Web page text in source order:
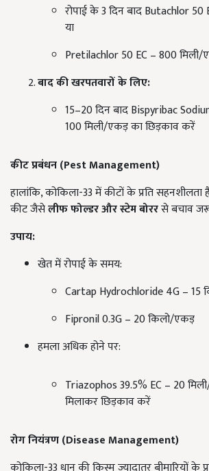
रोपाई के 3 दिन बाद Butachlor
या
Pretilachlor 50 EC – 800
बाद की खरपतवारों के लिए:
15–20 दिन बाद Bispyribac
100 मिली/एकड़ का छिड़काव करें
कीट प्रबंधन (Pest Management)
हालांकि, कोकिला-33 में कीटों के प्रति
कीट जैसेलीफ फोल्डर और स्टेम बोररसे बचाव
उपाय:
खेत में रोपाई के समय:
Cartap Hydrochloride 4G – 15
Fipronil 0.3G – 20 किलो/एकड़
हमला अधिक होने पर:
Triazophos 39.5% EC – 20
मिलाकर छिड़काव करें
रोग नियंत्रण (Disease Management)